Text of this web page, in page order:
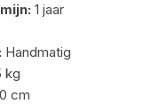
1 jaar
Handmatig
kg
cm